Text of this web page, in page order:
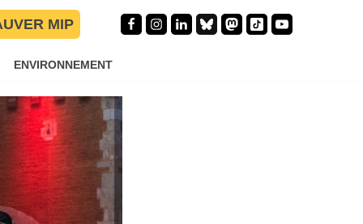
MIP
ENVIRONNEMENT